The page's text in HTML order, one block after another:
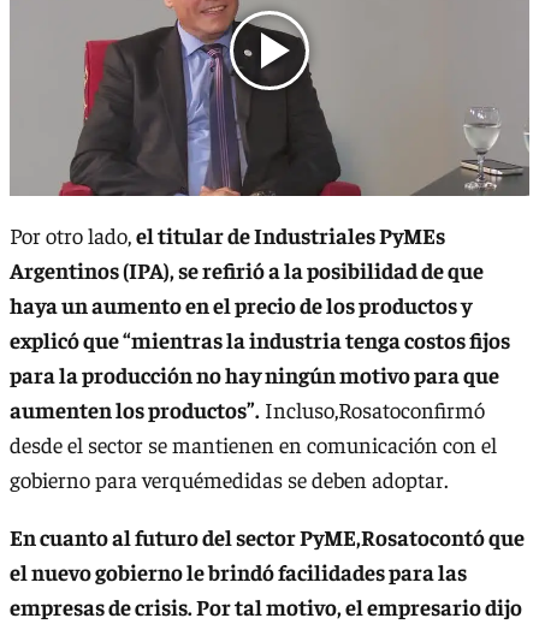
Por otro lado,el titular de Industriales PyMEs
Argentinos (IPA), se refirió a la posibilidad de que
haya un aumento en el precio de los productos y
explicó que “mientras la industria tenga costos fijos
para la producción no hay ningún motivo para que
aumenten los productos”. Incluso,Rosatoconfirmó
desde el sector se mantienen en comunicación con el
gobierno para verquémedidas se deben adoptar.
En cuanto al futuro del sector PyME,Rosatocontó que
el nuevo gobierno le brindó facilidades para las
empresas de crisis. Por tal motivo, el empresario dijo